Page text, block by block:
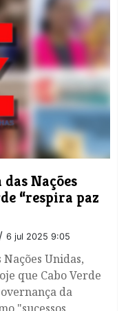
Nações
“respira paz
/ 6 jul 2025 9:05
Unidas,
que Cabo Verde
da